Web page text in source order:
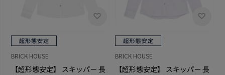
BRICK HOUSE
【超形態安定】 スキッパー 長
BRICK HOUSE
【超形態安定】 スキッパー 長